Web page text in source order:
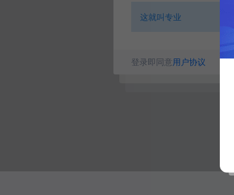
这就叫专业
登录即同意用户协议